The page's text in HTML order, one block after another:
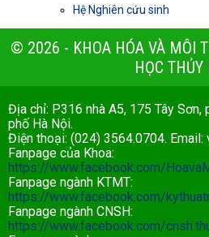
Hệ Nghiên cứu sinh
© 2026 - KHOA HÓA VÀ MÔI
HỌC THỦY
Địa chỉ: P316 nhà A5, 175 Tây Sơn,
phố Hà Nội.
Điện thoại: (024) 3564.0704. Email:
Fanpage của Khoa:
https://www.facebook.com/
Fanpage ngành KTMT:
https://www.facebook.com/
Fanpage ngành CNSH:
https://www.facebook.com/